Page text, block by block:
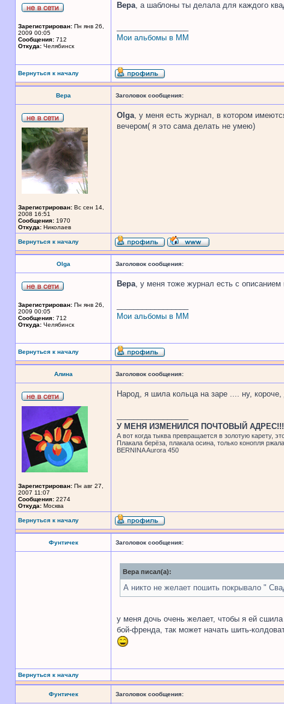
Зарегистрирован: Пн янв 26,
2009 00:05
Сообщения: 712
Откуда: Челябинск
Вера, а шаблоны ты делала для каждого
Мои альбомы в ММ
Вернуться к началу
Вера Заголовок сообщения:
Зарегистрирован: Вс сен 14,
2008 16:51
Сообщения: 1970
Откуда: Николаев
Olga, у меня есть журнал, в котором
вечером( я это сама делать не умею)
Вернуться к началу
Olga Заголовок сообщения:
Зарегистрирован: Пн янв 26,
2009 00:05
Сообщения: 712
Откуда: Челябинск
Вера, у меня тоже журнал есть с
Мои альбомы в ММ
Вернуться к началу
Алина Заголовок сообщения:
Зарегистрирован: Пн авг 27,
2007 11:07
Сообщения: 2274
Откуда: Москва
Народ, я шила кольца на заре .... ну,
У МЕНЯ ИЗМЕНИЛСЯ ПОЧТОВЫЙ
А вот когда тыква превращается в золотую карету,
Плакала берёза, плакала осина, только конопля ржала
BERNINA Aurora 450
Вернуться к началу
Фунтичек Заголовок сообщения:
Вера писал(а):
А никто не желает пошить покрывало "
у меня дочь очень желает, чтобы я ей
бой-френда, так может начать шить-
Вернуться к началу
Фунтичек Заголовок сообщения: